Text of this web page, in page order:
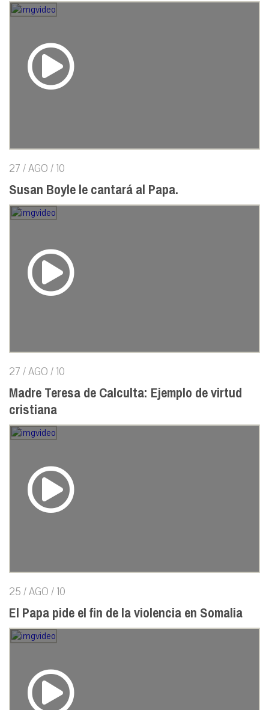
27 / AGO / 10
Susan Boyle le cantará al Papa.
27 / AGO / 10
Madre Teresa de Calculta: Ejemplo de virtud
cristiana
25 / AGO / 10
El Papa pide el fin de la violencia en Somalia